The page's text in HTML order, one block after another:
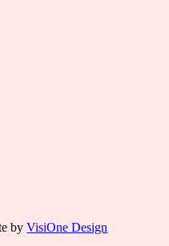
byVisiOne Design